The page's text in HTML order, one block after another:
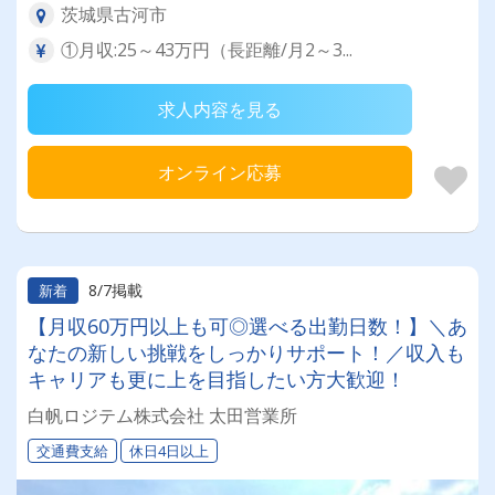
茨城県古河市
①月収:25～43万円（長距離/月2～3...
求人内容を見る
オンライン応募
新着 8/7掲載
【月収60万円以上も可◎選べる出勤日数！】＼あ
なたの新しい挑戦をしっかりサポート！／収入も
キャリアも更に上を目指したい方大歓迎！
白帆ロジテム株式会社 太田営業所
交通費支給 休日4日以上